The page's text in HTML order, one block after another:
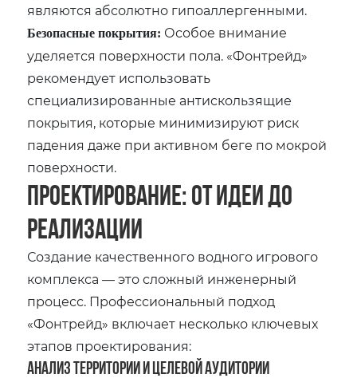
являются абсолютно гипоаллергенными.
Безопасные покрытия: Особое внимание
уделяется поверхности пола. «Фонтрейд»
рекомендует использовать
специализированные антискользящие
покрытия, которые минимизируют риск
падения даже при активном беге по мокрой
поверхности.
Проектирование: от идеи до
реализации
Создание качественного водного игрового
комплекса — это сложный инженерный
процесс. Профессиональный подход
«Фонтрейд» включает несколько ключевых
этапов проектирования:
Анализ территории и целевой аудитории